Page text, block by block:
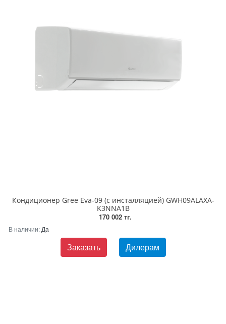
Кондиционер Gree Eva-09 (с инсталляцией) GWH09ALAXA-
K3NNA1B
170 002 тг.
В наличии: Да
Заказать Дилерам